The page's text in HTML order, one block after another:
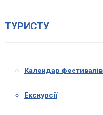
ТУРИСТУ
Календар фестивалів
Екскурсії